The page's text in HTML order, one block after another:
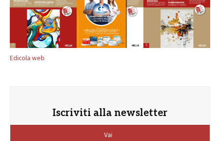
Edicola web
Iscriviti alla newsletter
Vai